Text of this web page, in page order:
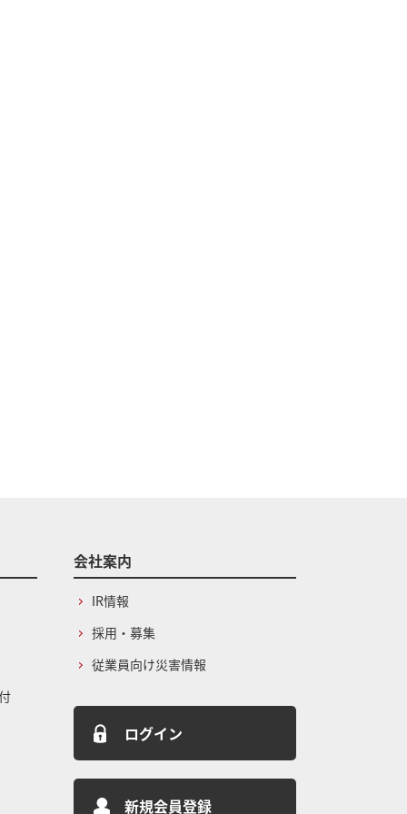
会社案内
IR情報
採用・募集
従業員向け災害情報
ログイン
新規会員登録